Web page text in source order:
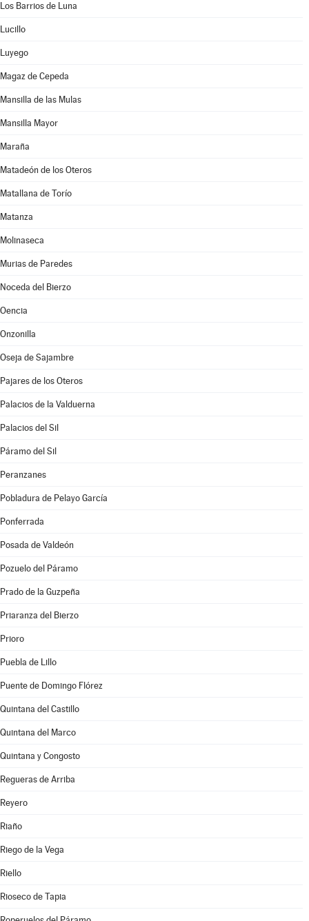
Los Barrios de Luna
Lucillo
Luyego
Magaz de Cepeda
Mansilla de las Mulas
Mansilla Mayor
Maraña
Matadeón de los Oteros
Matallana de Torío
Matanza
Molinaseca
Murias de Paredes
Noceda del Bierzo
Oencia
Onzonilla
Oseja de Sajambre
Pajares de los Oteros
Palacios de la Valduerna
Palacios del Sil
Páramo del Sil
Peranzanes
Pobladura de Pelayo García
Ponferrada
Posada de Valdeón
Pozuelo del Páramo
Prado de la Guzpeña
Priaranza del Bierzo
Prioro
Puebla de Lillo
Puente de Domingo Flórez
Quintana del Castillo
Quintana del Marco
Quintana y Congosto
Regueras de Arriba
Reyero
Riaño
Riego de la Vega
Riello
Rioseco de Tapia